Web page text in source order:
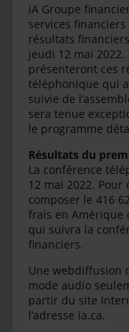
iA Groupe
services financiers
résultats
jeudi 12 mai
présenteront ces
téléphonique qui
suivie de
sera tenue
le programme
Résultats du
La conférence
12 mai 2022.
composer le 416
frais en Amérique
qui suivra la
financiers.
Une webdiffusion
mode audio
partir du site
l’adresse ia.ca.